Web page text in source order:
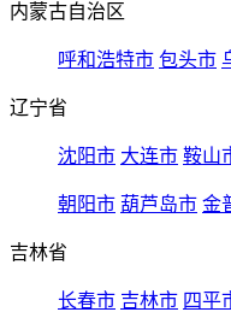
内蒙古自治区
呼和浩特市 包头市
辽宁省
沈阳市 大连市 鞍山
朝阳市 葫芦岛市 金
吉林省
长春市 吉林市 四平